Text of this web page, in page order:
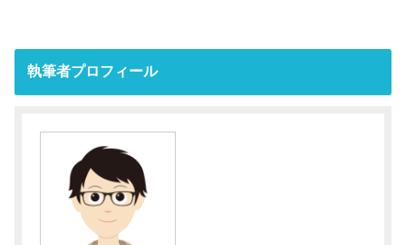
執筆者プロフィール